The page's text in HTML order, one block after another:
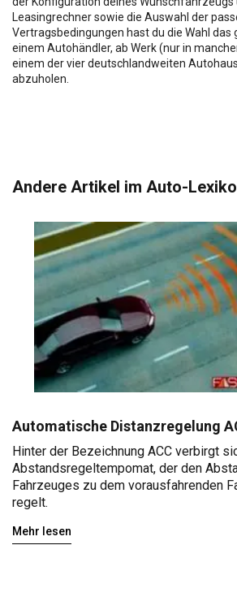
Leasingrechner sowie die Auswahl der
Vertragsbedingungen hast du die Wahl das
einem Autohändler, ab Werk (nur in
einem der vier deutschlandweiten
abzuholen.
Andere Artikel im Auto-
Automatische Distanzregelung
Hinter der Bezeichnung ACC verbirgt
Abstandsregeltempomat, der den
Fahrzeuges zu dem vorausfahrenden
regelt.
Mehr lesen